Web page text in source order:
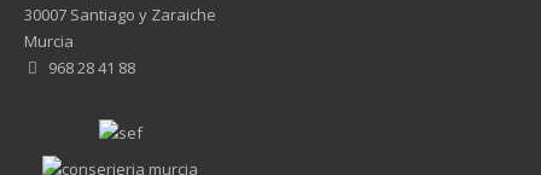
30007 Santiago y Zaraiche
Murcia
968 28 41 88